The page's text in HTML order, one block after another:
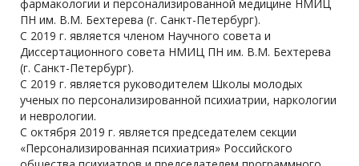
фармакологии и персонализированной медицине НМИЦ
ПН им. В.М. Бехтерева (г. Санкт-Петербург).
С 2019 г. является членом Научного совета и
Диссертационного совета НМИЦ ПН им. В.М. Бехтерева
(г. Санкт-Петербург).
С 2019 г. является руководителем Школы молодых
ученых по персонализированной психиатрии, наркологии
и неврологии.
С октября 2019 г. является председателем секции
«Персонализированная психиатрия» Российского